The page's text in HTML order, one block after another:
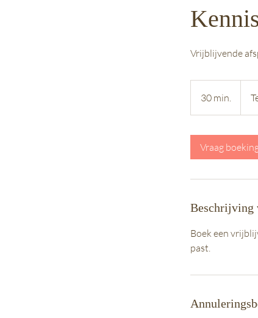
Vrijblijvende
30 min.
0
n
Vraag
Beschrijving
Boek een
past.